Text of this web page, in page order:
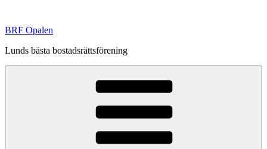
innehåll
BRF Opalen
Lunds bästa bostadsrättsförening